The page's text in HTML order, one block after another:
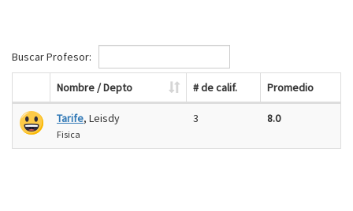
Buscar Profesor:
Nombre / Depto # de calif. Promedio
Tarife, Leisdy
Fisica
3 8.0